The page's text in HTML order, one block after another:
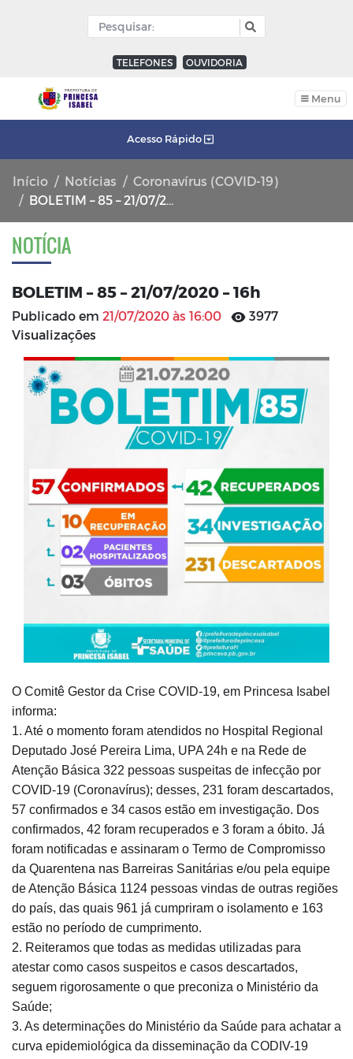
TELEFONES OUVIDORIA
Menu
Acesso Rápido
Início Notícias
Coronavírus (COVID-19)
BOLETIM – 85 – 21/07/2020 – 16h
NOTÍCIA
BOLETIM – 85 – 21/07/2020 – 16h
Publicado em 21/07/2020 às 16:00
3977
Visualizações
O Comitê Gestor da Crise COVID-19, em Princesa Isabel
informa:
1. Até o momento foram atendidos no Hospital Regional
Deputado José Pereira Lima, UPA 24h e na Rede de
Atenção Básica 322 pessoas suspeitas de infecção por
COVID-19 (Coronavírus); desses, 231 foram descartados,
57 confirmados e 34 casos estão em investigação. Dos
confirmados, 42 foram recuperados e 3 foram a óbito. Já
foram notificadas e assinaram o Termo de Compromisso
da Quarentena nas Barreiras Sanitárias e/ou pela equipe
de Atenção Básica 1124 pessoas vindas de outras regiões
do país, das quais 961 já cumpriram o isolamento e 163
estão no período de cumprimento.
2. Reiteramos que todas as medidas utilizadas para
atestar como casos suspeitos e casos descartados,
seguem rigorosamente o que preconiza o Ministério da
Saúde;
3. As determinações do Ministério da Saúde para achatar a
curva epidemiológica da disseminação da CODIV-19